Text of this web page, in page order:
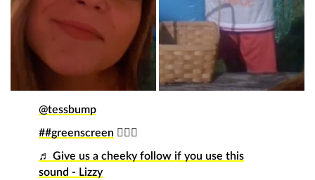
@tessbump
##greenscreen 🤷🏼‍♀️
♬ Give us a cheeky follow if you use this
sound - Lizzy